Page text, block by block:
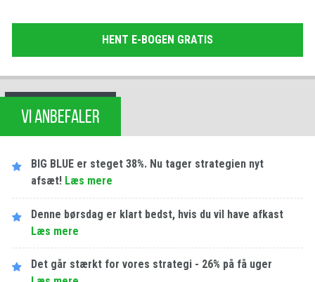
HENT E-BOGEN GRATIS
VI ANBEFALER
BIG BLUE er steget 38%. Nu tager strategien nyt
afsæt! Læs mere
Denne børsdag er klart bedst, hvis du vil have afkast
Læs mere
Det går stærkt for vores strategi - 26% på få uger